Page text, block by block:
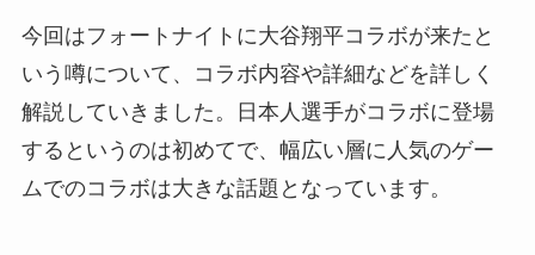
今回はフォートナイトに大谷翔平コラボが来たと
いう噂について、コラボ内容や詳細などを詳しく
解説していきました。日本人選手がコラボに登場
するというのは初めてで、幅広い層に人気のゲー
ムでのコラボは大きな話題となっています。